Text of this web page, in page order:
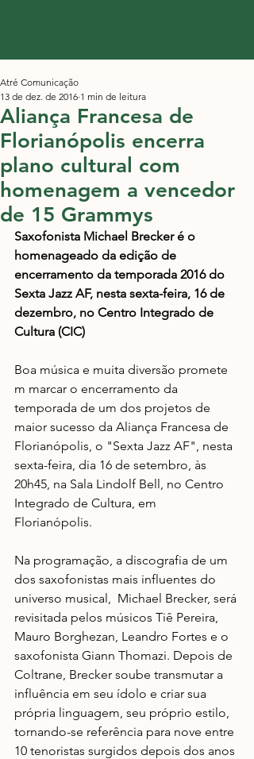
Aliança Francesa de
Florianópolis encerra
plano cultural com
homenagem a vencedor
de 15 Grammys
Atré Comunicação
13 de dez. de 2016 1 min de leitura
Saxofonista Michael Brecker​ é o
homenageado da edição de
encerramento da temporada 2016 do
Sexta Jazz​ AF, nesta sexta-feira, 16 de
dezembro, no Centro Integrado de
Cultura (CIC)
Boa música e muita diversão promete​
m​​ marcar o encerramento da
temporada de um dos projetos de
maior sucesso da Aliança Francesa de
Florianópolis, o "Sexta Jazz AF", nesta
sexta-feira, dia 16 de setembro, às
20h45, na ​Sala Lindolf Bell​, no Centro
Integrado de Cultura, em
Florianópolis.
​​Na programação, a discografia de um
dos saxofonistas mais influente​s do
universo musical,  ​Michael Brecker, será
revisitada pelos músicos ​Tiê Pere​ira, ​
Mauro Borghezan​, Leandro Fortes e o
saxofonista Giann Thomazi​. ​Depois de
Coltrane, Brecker soube transmutar a
influência em seu ídolo e criar sua
própria linguagem, seu próprio estilo,
tornando-se referência para nove entre
10 tenoristas surgidos depois dos anos